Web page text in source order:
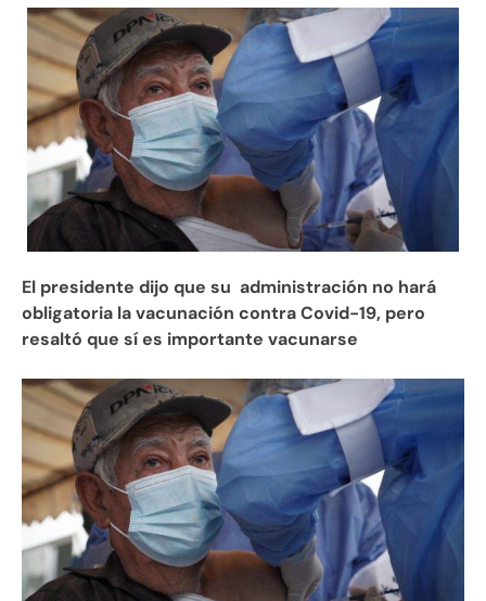
El presidente dijo que su administración no hará
obligatoria la vacunación contra Covid-19, pero
resaltó que sí es importante vacunarse